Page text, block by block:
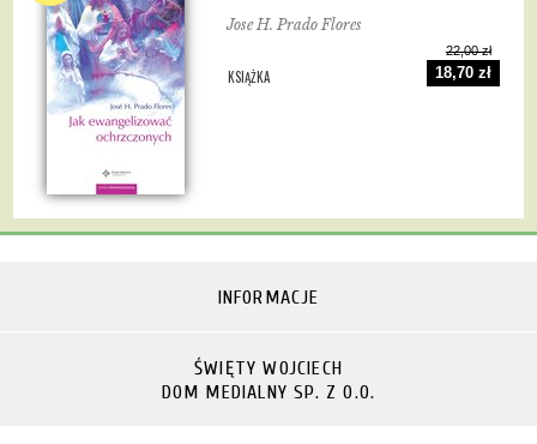
Jose H. Prado Flores
KSIĄŻKA
22,00 zł
18,70 zł
INFORMACJE
ŚWIĘTY WOJCIECH
DOM MEDIALNY SP. Z O.O.